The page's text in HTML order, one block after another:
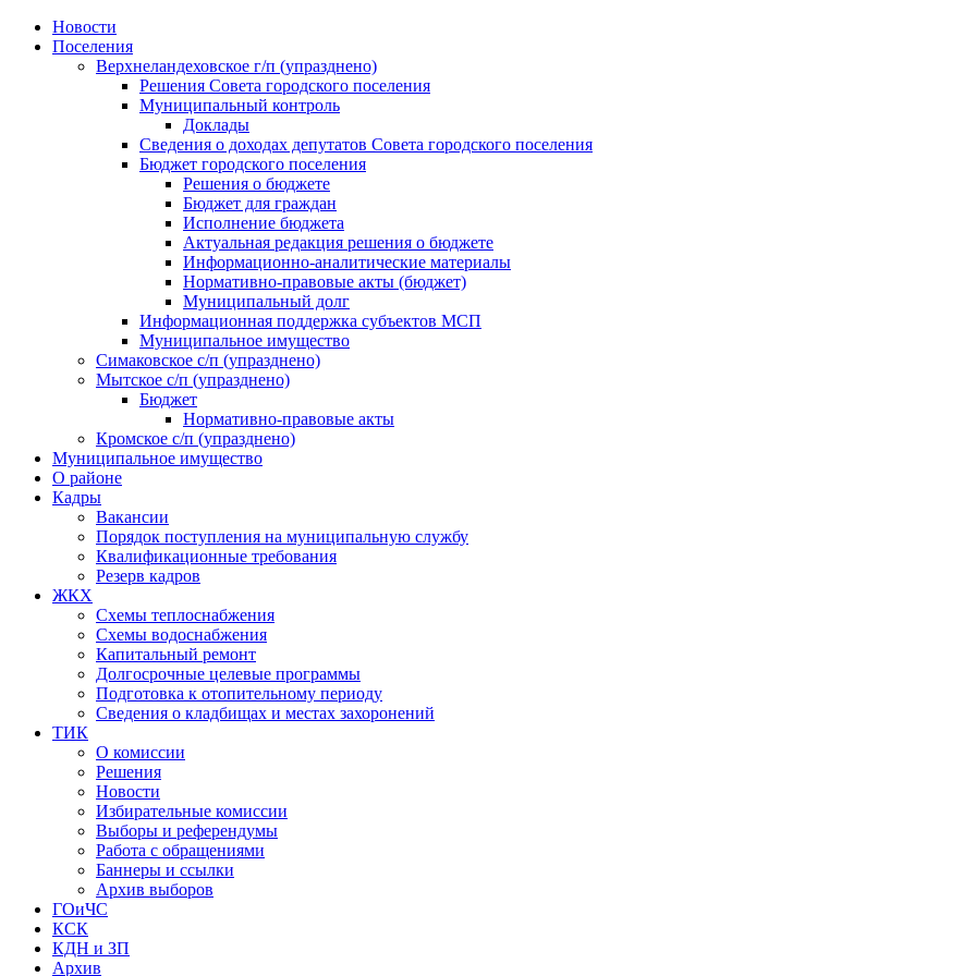
Skip
Новости
Поселения
Верхнеландеховское г/п (упразднено)
Решения Совета городского поселения
Муниципальный контроль
Доклады
Сведения о доходах депутатов Совета городского поселения
Бюджет городского поселения
Решения о бюджете
Бюджет для граждан
Исполнение бюджета
Актуальная редакция решения о бюджете
Информационно-аналитические материалы
Нормативно-правовые акты (бюджет)
Муниципальный долг
Информационная поддержка субъектов МСП
Муниципальное имущество
Симаковское с/п (упразднено)
Мытское с/п (упразднено)
Бюджет
Нормативно-правовые акты
Кромское с/п (упразднено)
Муниципальное имущество
О районе
Кадры
Вакансии
Порядок поступления на муниципальную службу
Квалификационные требования
Резерв кадров
ЖКХ
Схемы теплоснабжения
Схемы водоснабжения
Капитальный ремонт
Долгосрочные целевые программы
Подготовка к отопительному периоду
Сведения о кладбищах и местах захоронений
ТИК
О комиссии
Решения
Новости
Избирательные комиссии
Выборы и референдумы
Работа с обращениями
Баннеры и ссылки
Архив выборов
ГОиЧС
КСК
КДН и ЗП
Архив